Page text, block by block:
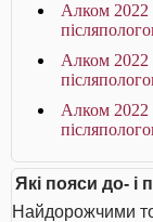
Алком 2022
Алком 2022
Алком 2022
Які пояси до- і
Найдорожчими